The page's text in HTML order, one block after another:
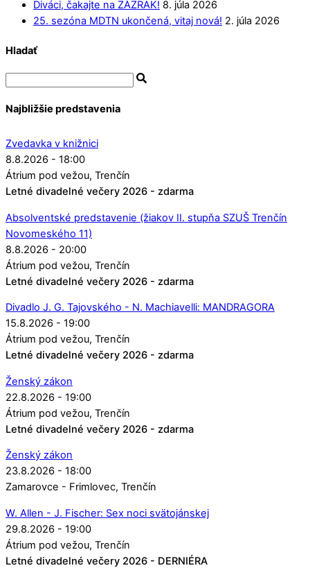
Diváci, čakajte na ZÁZRAK! 8. júla 2026
25. sezóna MDTN ukončená, vitaj nová! 2. júla 2026
Hladať
Najbližšie predstavenia
Zvedavka v knižnici
8.8.2026 - 18:00
Átrium pod vežou Trenčín
Letné divadelné večery 2026 - zdarma
Absolventské predstavenie (žiakov II. stupňa SZUŠ Trenčín
Novomeského 11)
8.8.2026 - 20:00
Átrium pod vežou Trenčín
Letné divadelné večery 2026 - zdarma
Divadlo J. G. Tajovského - N. Machiavelli: MANDRAGORA
15.8.2026 - 19:00
Átrium pod vežou Trenčín
Letné divadelné večery 2026 - zdarma
Ženský zákon
22.8.2026 - 19:00
Átrium pod vežou Trenčín
Letné divadelné večery 2026 - zdarma
Ženský zákon
23.8.2026 - 18:00
Zamarovce - Frimlovec Trenčín
W. Allen - J. Fischer: Sex noci svätojánskej
29.8.2026 - 19:00
Átrium pod vežou Trenčín
Letné divadelné večery 2026 - DERNIÉRA